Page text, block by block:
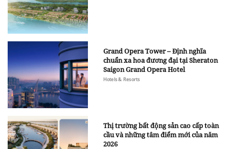
Grand Opera Tower – Định nghĩa
chuẩn xa hoa đương đại tại Sheraton
Saigon Grand Opera Hotel
Hotels & Resorts
Thị trường bất động sản cao cấp toàn
cầu và những tâm điểm mới của năm
2026